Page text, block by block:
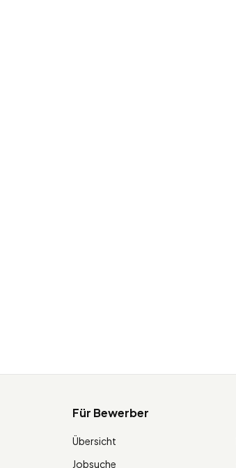
Für Bewerber
Übersicht
Jobsuche